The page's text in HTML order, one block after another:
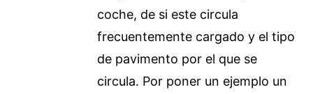
coche, de si este circula
frecuentemente cargado y el tipo
de pavimento por el que se
circula. Por poner un ejemplo un